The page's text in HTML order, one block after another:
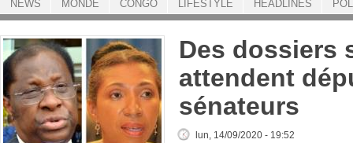
ACCUEIL
Des dossiers
attendent
sénateurs
lun, 14/09/2020 - 19:52
NEWS MONDE CONGO LIFESTYLE HEADLINES